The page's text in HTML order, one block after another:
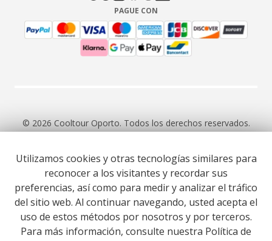
PAGUE CON
© 2026 Cooltour Oporto. Todos los derechos reservados.
RNAAT 309/2015RNAVT 7055
Website co-funded by European Union’s COSME - SMP
Utilizamos cookies y otras tecnologías similares para
reconocer a los visitantes y recordar sus
preferencias, así como para medir y analizar el tráfico
del sitio web. Al continuar navegando, usted acepta el
uso de estos métodos por nosotros y por terceros.
Para más información, consulte nuestra Política de